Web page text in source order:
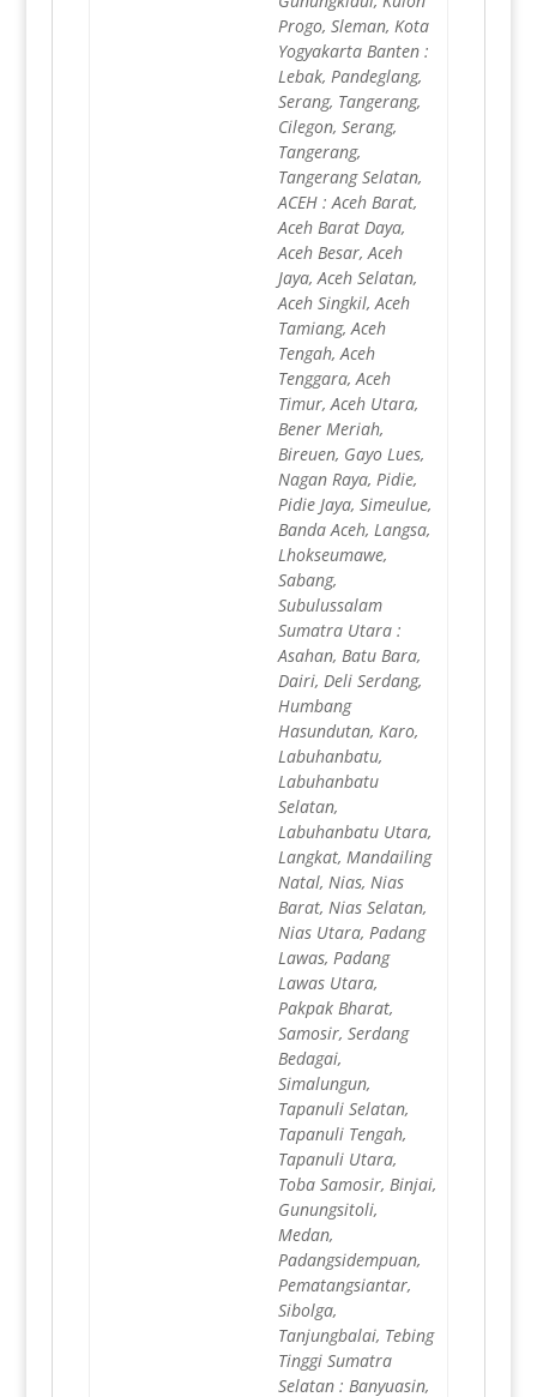
Progo, Sleman, Kota
Yogyakarta Banten :
Lebak, Pandeglang,
Serang, Tangerang,
Cilegon, Serang,
Tangerang,
Tangerang Selatan,
ACEH : Aceh Barat,
Aceh Barat Daya,
Aceh Besar, Aceh
Jaya, Aceh Selatan,
Aceh Singkil, Aceh
Tamiang, Aceh
Tengah, Aceh
Tenggara, Aceh
Timur, Aceh Utara,
Bener Meriah,
Bireuen, Gayo Lues,
Nagan Raya, Pidie,
Pidie Jaya, Simeulue,
Banda Aceh, Langsa,
Lhokseumawe,
Sabang,
Subulussalam
Sumatra Utara :
Asahan, Batu Bara,
Dairi, Deli Serdang,
Humbang
Hasundutan, Karo,
Labuhanbatu,
Labuhanbatu
Selatan,
Labuhanbatu Utara,
Langkat, Mandailing
Natal, Nias, Nias
Barat, Nias Selatan,
Nias Utara, Padang
Lawas, Padang
Lawas Utara,
Pakpak Bharat,
Samosir, Serdang
Bedagai,
Simalungun,
Tapanuli Selatan,
Tapanuli Tengah,
Tapanuli Utara,
Toba Samosir, Binjai,
Gunungsitoli,
Medan,
Padangsidempuan,
Pematangsiantar,
Sibolga,
Tanjungbalai, Tebing
Tinggi Sumatra
Selatan : Banyuasin,